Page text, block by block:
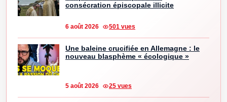
consécration épiscopale illicite
6 août 2026 501 vues
Une baleine crucifiée en Allemagne : le
nouveau blasphème « écologique »
5 août 2026 25 vues